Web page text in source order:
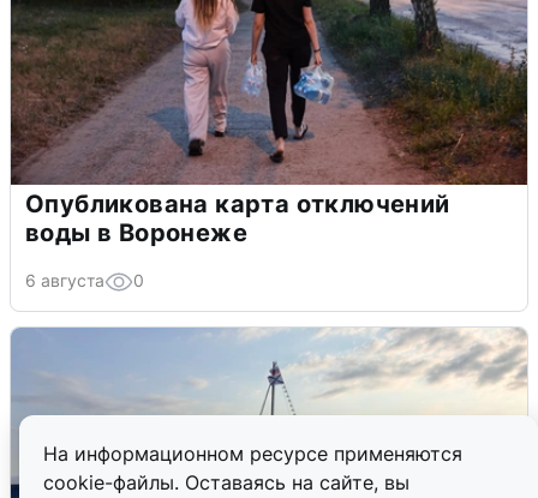
На информационном ресурсе применяются
cookie-файлы. Оставаясь на сайте, вы
Опубликована карта отключений
воды в Воронеже
6 августа 0